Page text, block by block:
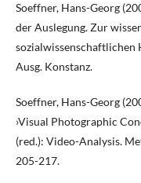
Soeffner, Hans-Georg
der Auslegung. Zur
sozialwissenschaftlichen
Ausg. Konstanz.
Soeffner, Hans-Georg
›Visual Photographic
(red.): Video-Analysis.
205-217.